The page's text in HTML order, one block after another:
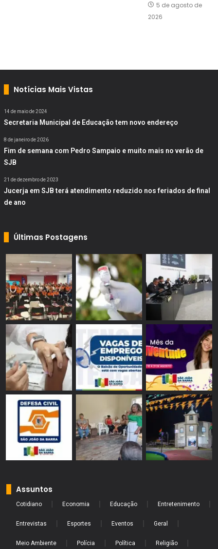
5 de agosto de
2026
Notícias Mais Vistas
14 de maio de 2024
Secretaria Municipal de Educação tem novo endereço
8 de janeiro de 2026
Fim de semana com Pedro Sampaio e muito mais no verão de
SJB
21 de dezembro de 2023
Jucerja em SJB terá atendimento reduzido nos feriados de final
de ano
Últimas Postagens
Assuntos
Cotidiano Economia Educação Entretenimento
Entrevistas Esportes Eventos Geral
Meio Ambiente Polícia Política Religião